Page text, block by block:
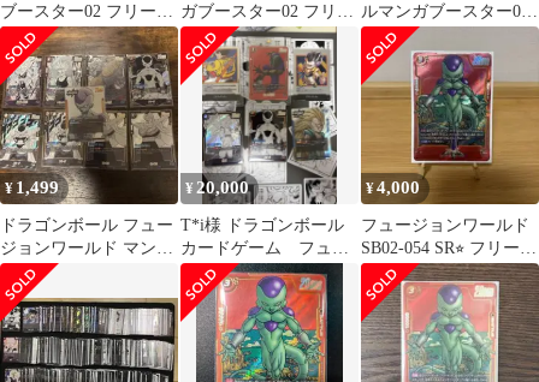
ブースター02 フリーザ
SR パラレル SB02-054
ガブースター02 フリー
ザ SR パラレル
ルマンガブースター02
フリーザ SR パラレ
ル SB02
¥ 1,499
ドラゴンボール フュー
ジョンワールド マンガ
ブースターSRカードセ
ット
¥ 20,000
T*i様 ドラゴンボール
カードゲーム フュー
ジョンワールド マン
ガブースター
¥4,000
フュージョンワールド
SB02-054 SR⭐︎ フリーザ
マンガブースター02